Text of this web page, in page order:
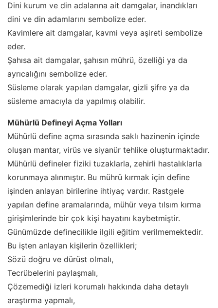
Dini kurum ve din adalarına ait damgalar, inandıkları
dini ve din adamlarını sembolize eder.
Kavimlere ait damgalar, kavmi veya aşireti sembolize
eder.
Şahısa ait damgalar, şahısın mührü, özelliği ya da
ayrıcalığını sembolize eder.
Süsleme olarak yapılan damgalar, gizli şifre ya da
süsleme amacıyla da yapılmış olabilir.
Mühürlü Defineyi Açma Yolları
Mühürlü define açma sırasında saklı hazinenin içinde
oluşan mantar, virüs ve siyanür tehlike oluşturmaktadır.
Mühürlü defineler fiziki tuzaklarla, zehirli hastalıklarla
korunmaya alınmıştır. Bu mührü kırmak için define
işinden anlayan birilerine ihtiyaç vardır. Rastgele
yapılan define aramalarında, mühür veya tılsım kırma
girişimlerinde bir çok kişi hayatını kaybetmiştir.
Günümüzde definecilikle ilgili eğitim verilmemektedir.
Bu işten anlayan kişilerin özellikleri;
Sözü doğru ve dürüst olmalı,
Tecrübelerini paylaşmalı,
Çözemediği izleri korumalı hakkında daha detaylı
araştırma yapmalı,